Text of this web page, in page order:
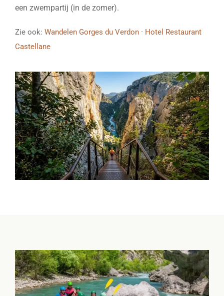
een zwempartij (in de zomer).
Zie ook: Wandelen Gorges du Verdon · Hotel Restaurant
Castellane